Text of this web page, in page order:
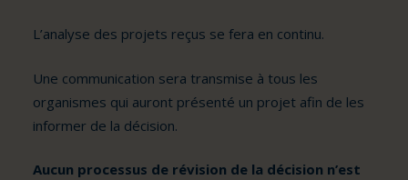
L’analyse des projets reçus se fera en continu.
Une communication sera transmise à tous les
organismes qui auront présenté un projet afin de les
informer de la décision.
Aucun processus de révision de la décision n’est